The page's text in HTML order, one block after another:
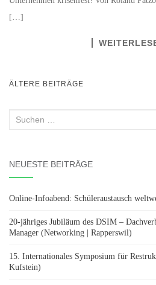
[…]
ÄLTERE BEITRÄGE
Suchen
NEUESTE BEITRÄGE
Online-Infoabend: Schüleraustausch
20-jähriges Jubiläum des DSIM –
Manager (Networking | Rapperswil)
15. Internationales Symposium für
Kufstein)